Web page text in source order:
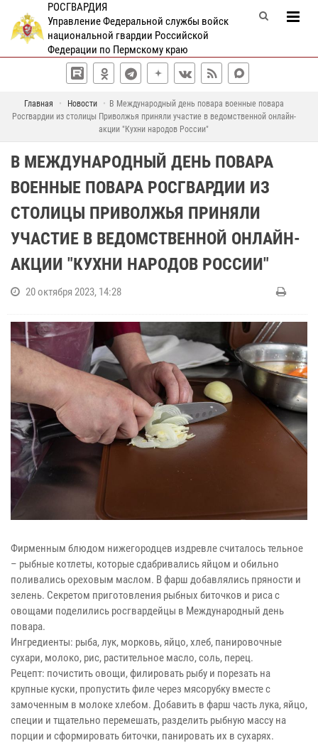
РОСГВАРДИЯ
Управление Федеральной службы войск
национальной гвардии Российской
Федерации по Пермскому краю
Главная Новости
В Международный день повара военные повара
Росгвардии из столицы Приволжья приняли участие в ведомственной онлайн-
акции "Кухни народов России"
В МЕЖДУНАРОДНЫЙ ДЕНЬ ПОВАРА
ВОЕННЫЕ ПОВАРА РОСГВАРДИИ ИЗ
СТОЛИЦЫ ПРИВОЛЖЬЯ ПРИНЯЛИ
УЧАСТИЕ В ВЕДОМСТВЕННОЙ ОНЛАЙН-
АКЦИИ "КУХНИ НАРОДОВ РОССИИ"
20 октября 2023, 14:28
Фирменным блюдом нижегородцев издревле считалось тельное
– рыбные котлеты, которые сдабривались яйцом и обильно
поливались ореховым маслом. В фарш добавлялись пряности и
зелень. Секретом приготовления рыбных биточков и риса с
овощами поделились росгвардейцы в Международный день
повара.
Ингредиенты: рыба, лук, морковь, яйцо, хлеб, панировочные
сухари, молоко, рис, растительное масло, соль, перец.
Рецепт: почистить овощи, филировать рыбу и порезать на
крупные куски, пропустить филе через мясорубку вместе с
замоченным в молоке хлебом. Добавить в фарш часть лука, яйцо,
специи и тщательно перемешать, разделить рыбную массу на
порции и сформировать биточки, панировать их в сухарях.